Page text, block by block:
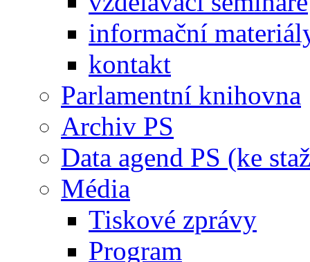
informační
kontakt
Parlamentní knihovna
Archiv PS
Data agend PS (ke
Média
Tiskové zprávy
Program